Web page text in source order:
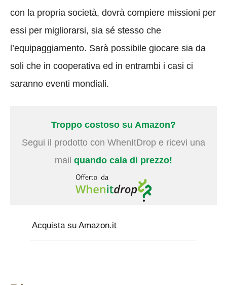
con la propria società, dovrà compiere missioni per
essi per migliorarsi, sia sé stesso che
l’equipaggiamento. Sarà possibile giocare sia da
soli che in cooperativa ed in entrambi i casi ci
saranno eventi mondiali.
Troppo costoso su Amazon?
Segui il prodotto con WhenItDrop e ricevi una
mail quando cala di prezzo!
Acquista su Amazon.it